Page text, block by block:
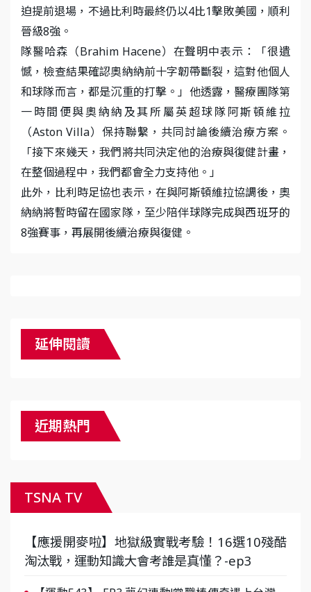
迫提前退場，不過比利時最終仍以4比1擊敗美國，順利
晉級8強。
隊醫哈森（Brahim Hacene）在聲明中表示：「很遺
憾，檢查結果確認奧納納前十字韌帶斷裂，這對他個人
和球隊而言，都是沉重的打擊。」他透露，醫療團隊第
一時間便與奧納納及其所屬英超球隊阿斯頓維拉
（Aston Villa）保持聯繫，共同討論後續治療方案。
「接下來幾天，我們將共同決定他的治療與復健計畫，
在整個過程中，我們都會全力支持他。」
此外，比利時足協也表示，在與阿斯頓維拉協調後，奧
納納將暫時留在國家隊，至少陪伴球隊完成與西班牙的
8強賽事，再展開後續治療與復健。
延伸閱讀
近期熱門
TSNA TV
【應援開麥啦】地獄級實戰考驗！16選10殘酷
淘汰戰，運動知識大會考誰是真懂？-ep3